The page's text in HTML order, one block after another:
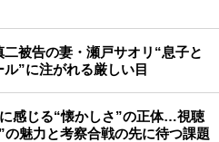
被告の妻・瀬戸サオリ“息子と
”に注がれる厳しい目
感じる“懐かしさ”の正体…視聴
の魅力と考察合戦の先に待つ課題